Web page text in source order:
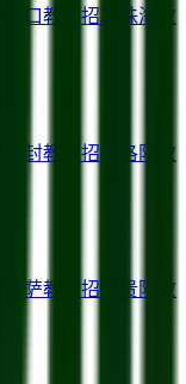
海口教师招聘 珠海
教
开封教师招聘 洛阳
教
拉萨教师招聘 贵阳
教